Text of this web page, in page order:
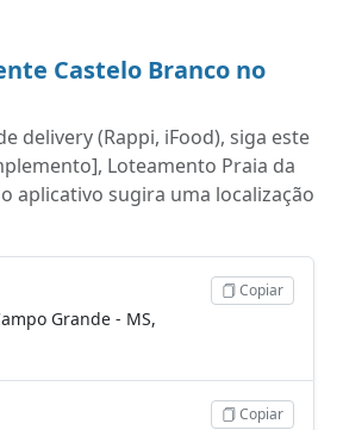
Castelo Branco no
delivery (Rappi, iFood), siga este
Loteamento Praia da
aplicativo sugira uma localização
Grande - MS,
Copiar
Copiar